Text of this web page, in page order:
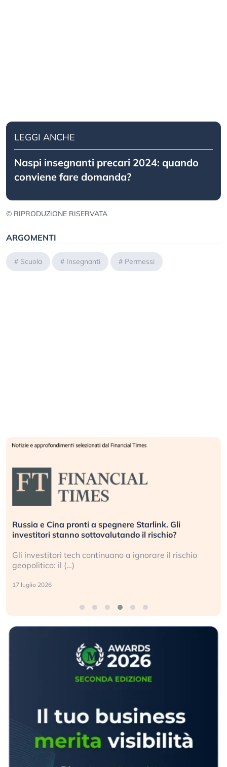
LEGGI ANCHE
Naspi insegnanti precari 2024: quando
conviene fare domanda?
© RIPRODUZIONE RISERVATA
ARGOMENTI
# Scuola # Insegnanti # Permessi
Russia e Cina pronti a spegnere Starlink. Gli
investitori stanno sottovalutando il rischio?
Gli investitori tech continuano a ignorare il rischio
geopolitico: il (…)
17 luglio 2026